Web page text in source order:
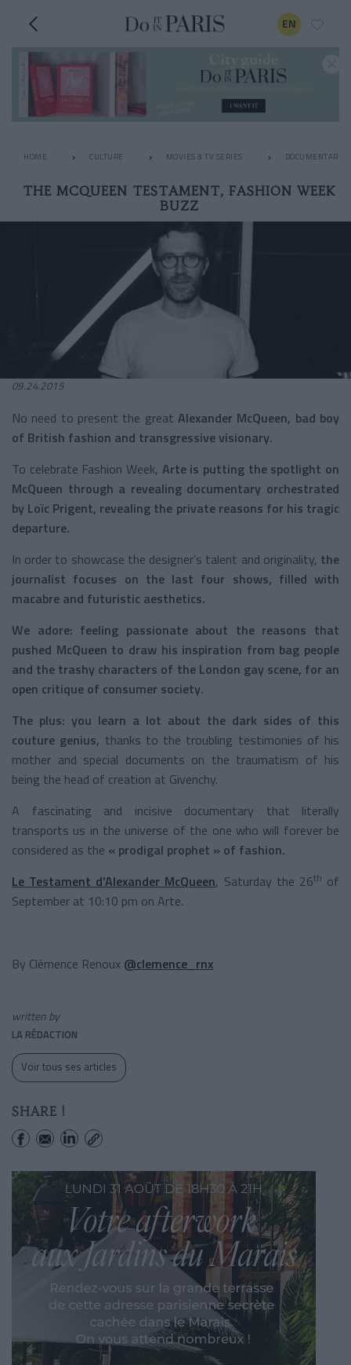
EN
HOME CULTURE MOVIES & TV SERIES DOCUMENTARIES
THE MCQUEEN TESTAMENT, FASHION WEEK
BUZZ
09.24.2015
No need to present the great Alexander McQueen, bad boy
of British fashion and transgressive visionary.
To celebrate Fashion Week, Arte is putting the spotlight on
McQueen through a revealing documentary orchestrated
by Loïc Prigent, revealing the private reasons for his tragic
departure.
In order to showcase the designer’s talent and originality, the
journalist focuses on the last four shows, filled with
macabre and futuristic aesthetics.
We adore: feeling passionate about the reasons that
pushed McQueen to draw his inspiration from bag people
and the trashy characters of the London gay scene, for an
open critique of consumer society.
The plus: you learn a lot about the dark sides of this
couture genius, thanks to the troubling testimonies of his
mother and special documents on the traumatism of his
being the head of creation at Givenchy.
A fascinating and incisive documentary that literally
transports us in the universe of the one who will forever be
considered as the « prodigal prophet » of fashion.
Le Testament d’Alexander McQueen, Saturday the 26th of
September at 10:10 pm on Arte.
By Clémence Renoux @clemence_rnx
written by
LA RÉDACTION
Voir tous ses articles
SHARE !